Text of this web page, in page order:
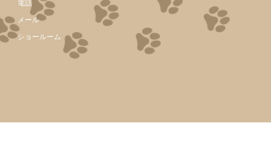
電話
メール
ショールーム